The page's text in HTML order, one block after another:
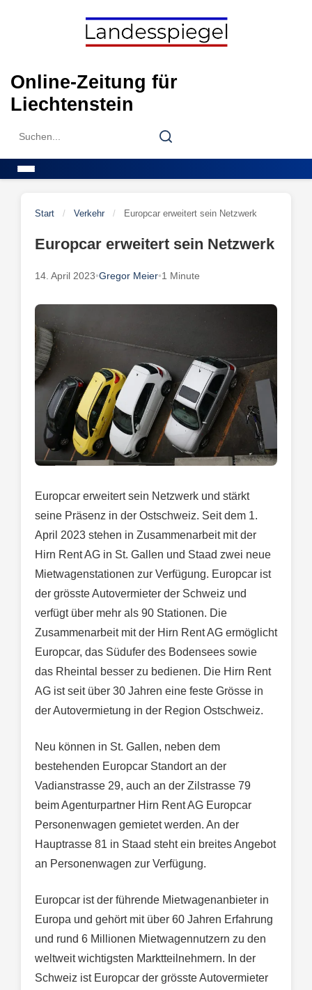
Online-Zeitung für
Liechtenstein
Search
Search
Start / Verkehr / Europcar erweitert sein Netzwerk
Europcar erweitert sein Netzwerk
14. April 2023•Gregor Meier•1 Minute
Europcar erweitert sein Netzwerk und stärkt
seine Präsenz in der Ostschweiz. Seit dem 1.
April 2023 stehen in Zusammenarbeit mit der
Hirn Rent AG in St. Gallen und Staad zwei neue
Mietwagenstationen zur Verfügung. Europcar ist
der grösste Autovermieter der Schweiz und
verfügt über mehr als 90 Stationen. Die
Zusammenarbeit mit der Hirn Rent AG ermöglicht
Europcar, das Südufer des Bodensees sowie
das Rheintal besser zu bedienen. Die Hirn Rent
AG ist seit über 30 Jahren eine feste Grösse in
der Autovermietung in der Region Ostschweiz.
Neu können in St. Gallen, neben dem
bestehenden Europcar Standort an der
Vadianstrasse 29, auch an der Zilstrasse 79
beim Agenturpartner Hirn Rent AG Europcar
Personenwagen gemietet werden. An der
Hauptrasse 81 in Staad steht ein breites Angebot
an Personenwagen zur Verfügung.
Europcar ist der führende Mietwagenanbieter in
Europa und gehört mit über 60 Jahren Erfahrung
und rund 6 Millionen Mietwagennutzern zu den
weltweit wichtigsten Marktteilnehmern. In der
Schweiz ist Europcar der grösste Autovermieter